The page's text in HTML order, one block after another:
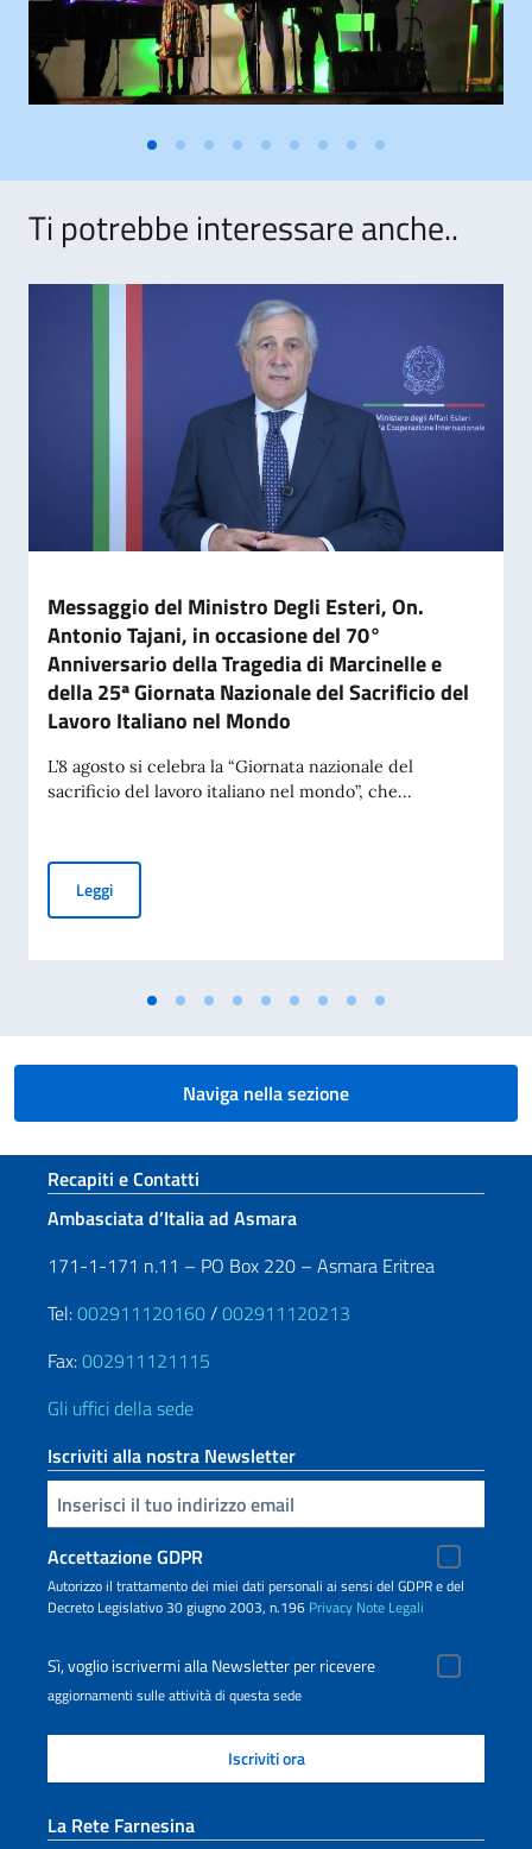
Ti potrebbe interessare anche..
Messaggio del Ministro Degli Esteri, On.
Antonio Tajani, in occasione del 70°
Anniversario della Tragedia di Marcinelle e
della 25ª Giornata Nazionale del Sacrificio del
Lavoro Italiano nel Mondo
L’8 agosto si celebra la “Giornata nazionale del
sacrificio del lavoro italiano nel mondo”, che...
LeggiMessaggio del Ministro Degli Esteri, On. Antonio Tajani, in
Naviga nella sezione
Sezione footer
Recapiti e Contatti
Ambasciata d’Italia ad Asmara
171-1-171 n.11 – PO Box 220 – Asmara Eritrea
Tel:002911120160/002911120213
Fax:002911121115
Gli uffici della sede
Iscriviti alla nostra Newsletter
Inserisci la tua email
Accettazione GDPR
Autorizzo il trattamento dei miei dati personali ai sensi del GDPR e del
Decreto Legislativo 30 giugno 2003, n.196 Privacy Note Legali
Sì, voglio iscrivermi alla Newsletter per ricevere
aggiornamenti sulle attività di questa sede
La Rete Farnesina